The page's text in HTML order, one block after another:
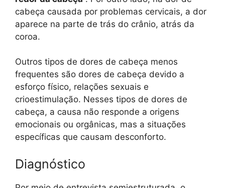
cabeça causada por problemas cervicais, a dor
aparece na parte de trás do crânio, atrás da
coroa.
Outros tipos de dores de cabeça menos
frequentes são dores de cabeça devido a
esforço físico, relações sexuais e
crioestimulação. Nesses tipos de dores de
cabeça, a causa não responde a origens
emocionais ou orgânicas, mas a situações
específicas que causam desconforto.
Diagnóstico